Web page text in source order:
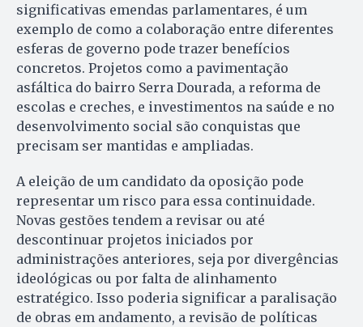
significativas emendas parlamentares, é um
exemplo de como a colaboração entre diferentes
esferas de governo pode trazer benefícios
concretos. Projetos como a pavimentação
asfáltica do bairro Serra Dourada, a reforma de
escolas e creches, e investimentos na saúde e no
desenvolvimento social são conquistas que
precisam ser mantidas e ampliadas.
A eleição de um candidato da oposição pode
representar um risco para essa continuidade.
Novas gestões tendem a revisar ou até
descontinuar projetos iniciados por
administrações anteriores, seja por divergências
ideológicas ou por falta de alinhamento
estratégico. Isso poderia significar a paralisação
de obras em andamento, a revisão de políticas